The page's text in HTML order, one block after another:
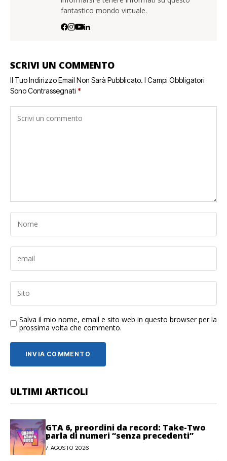
fantastico mondo virtuale.
SCRIVI UN COMMENTO
Il Tuo Indirizzo Email Non Sarà Pubblicato. I Campi Obbligatori
Sono Contrassegnati *
Salva il mio nome, email e sito web in questo browser per la
prossima volta che commento.
ULTIMI ARTICOLI
GTA 6, preordini da record: Take-Two
parla di numeri “senza precedenti”
7 AGOSTO 2026